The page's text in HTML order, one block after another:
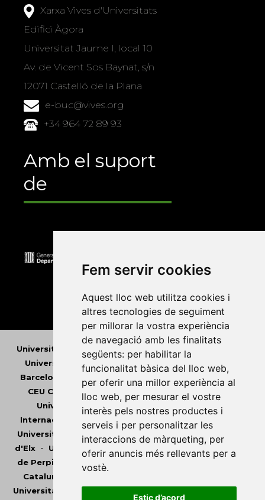
Fem servir cookies
Aquest lloc web utilitza cookies i
altres tecnologies de seguiment
per millorar la vostra experiència
de navegació amb les finalitats
següents: per habilitar la
funcionalitat bàsica del lloc web,
per oferir una millor experiència al
lloc web, per mesurar el vostre
interès pels nostres productes i
serveis i per personalitzar les
interaccions de màrqueting, per
oferir anuncis més rellevants per a
vostè.
Estic d’acord
Xarxa Vives d'Universitats
Edifici Àgora
Universitat Jaume I, local 10
Av. de Vicent Sos Baynat, s/n
12071 Castelló de la Plana
e-buc@vives.org
+34 964 72 89 93
Amb el suport
de
Universitat Abat Oliba CEU •Universitat d'Alacant
Universitat d'Andorra
•
Universitat Autònoma de
Barcelona
Universitat de Barcelona
Universitat
CEU Cardenal Herrera
Universitat de Girona
Universitat de les Illes Balears
Universitat
Internacional de Catalunya
Universitat Jaume I
Universitat de Lleida
• Universitat Miguel Hernández
d'Elx• Universitat Oberta de Catalunya • Universitat
de Perpinyà Via Domitia
Universitat Politècnica de
Catalunya
Universitat Pompeu Fabra
Universitat Ramon Llull